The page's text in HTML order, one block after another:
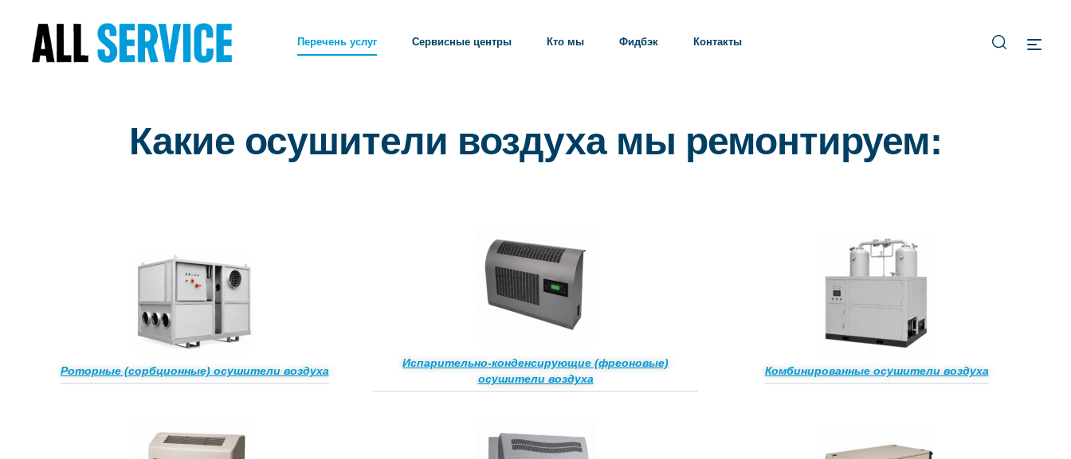
Перечень услуг Сервисные центры Кто мы Фидбэк Контакты
Какие осушители воздуха мы ремонтируем:
Роторные (сорбционные) осушители воздуха
Испарительно-конденсирующие (фреоновые)
осушители воздуха
Комбинированные осушители воздуха